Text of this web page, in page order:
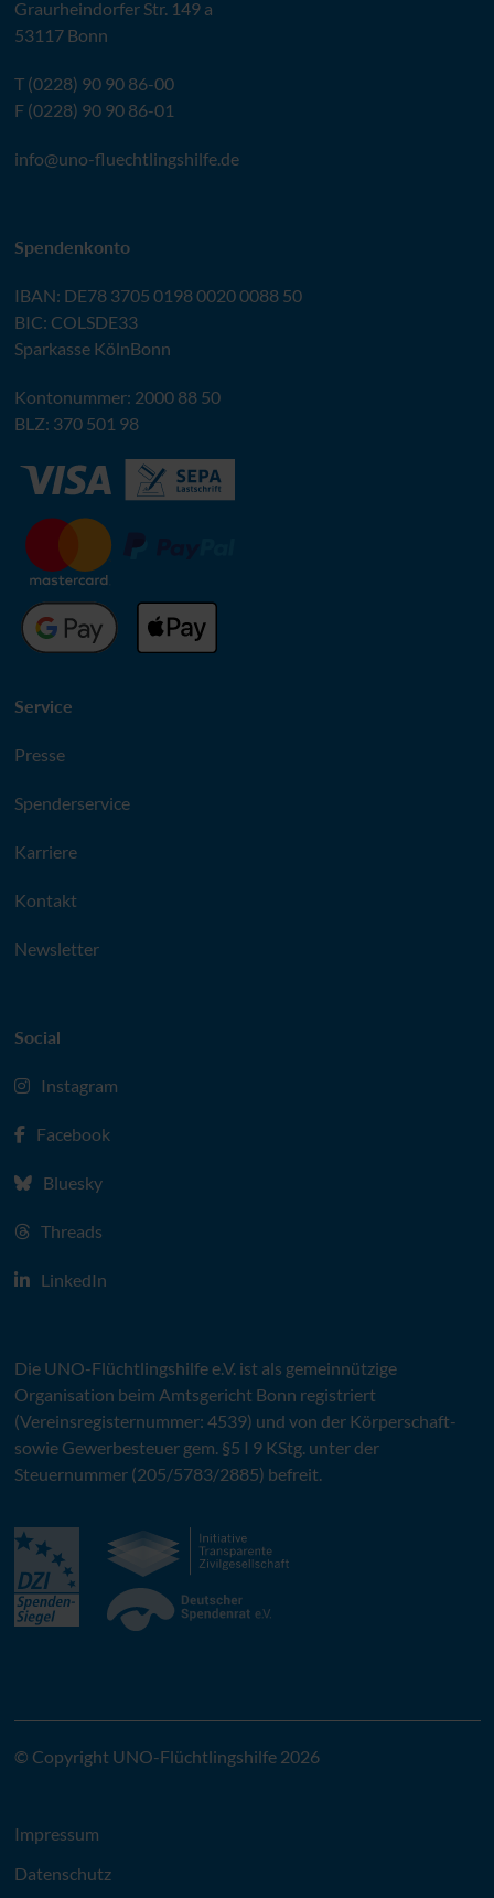
Graurheindorfer Str. 149 a
53117 Bonn
T (0228) 90 90 86-00
F (0228) 90 90 86-01
info@uno-fluechtlingshilfe.de
Spendenkonto
IBAN: DE78 3705 0198 0020 0088 50
BIC: COLSDE33
Sparkasse KölnBonn
Kontonummer: 2000 88 50
BLZ: 370 501 98
Service
Presse
Spenderservice
Karriere
Kontakt
Newsletter
Social
Instagram
Facebook
Bluesky
Threads
LinkedIn
Die UNO-Flüchtlingshilfe e.V.ist als gemeinnützige
Organisation beim Amtsgericht Bonn registriert
(Vereinsregisternummer: 4539) und von der Körperschaft-
sowie Gewerbesteuer gem. §5 I 9 KStg. unter der
Steuernummer (205/5783/2885) befreit.
© Copyright UNO-Flüchtlingshilfe 2026
Impressum
Datenschutz